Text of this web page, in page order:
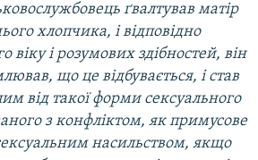
ґвалтував матір
хлопчика, і відповідно
віку і розумових здібностей, він
що це відбувається, і став
від такої форми сексуального
з конфліктом, якпримусове
насильством, якщо